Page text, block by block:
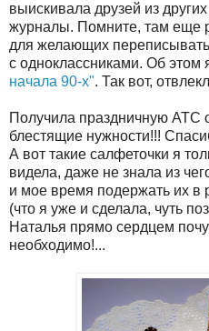
выискивала друзей из
журналы. Помните, там еще
для желающих
с одноклассниками. Об этом
начала 90-х". Так вот,
Получила праздничную АТС
блестящие нужности!!!
А вот такие салфеточки я
видела, даже не знала из
и мое время подержать их в
(что я уже и сделала, чуть
Наталья прямо сердцем
необходимо!...